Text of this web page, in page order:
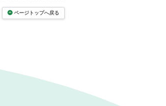
ページトップへ戻る